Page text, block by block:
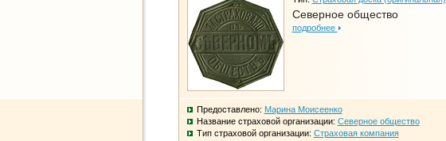
Северное общество
подробнее
Предоставлено: Марина Моисеенко
Название страховой организации: Северное общество
Тип страховой организации: Страховая компания